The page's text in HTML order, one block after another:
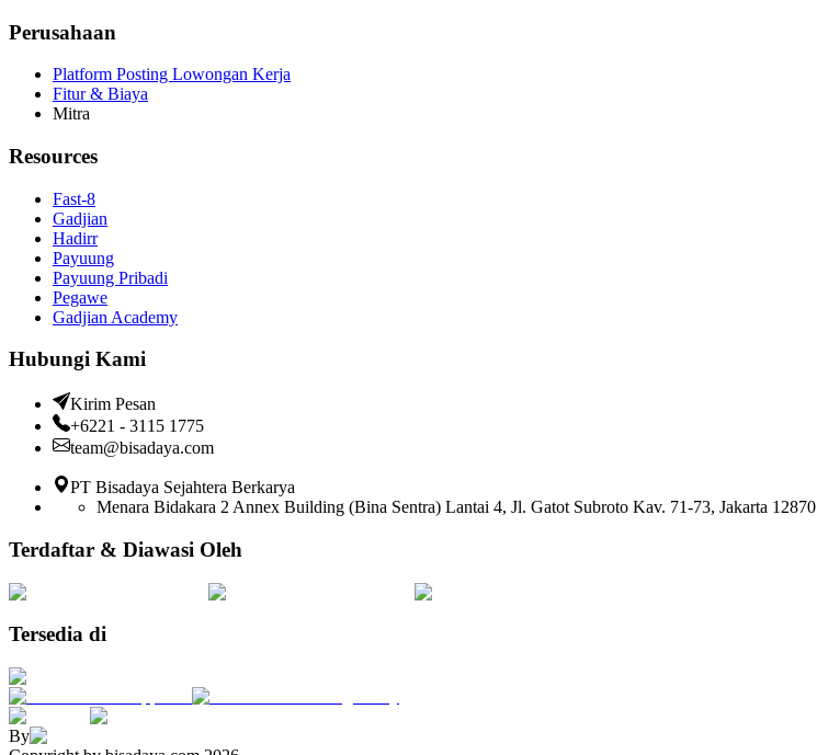
Perusahaan
Platform Posting Lowongan Kerja
Fitur & Biaya
Mitra
Resources
Fast-8
Gadjian
Hadirr
Payuung
Payuung Pribadi
Pegawe
Gadjian Academy
Hubungi Kami
Kirim Pesan
+6221 - 3115 1775
team@bisadaya.com
PT Bisadaya Sejahtera Berkarya
Menara Bidakara 2 Annex Building (Bina Sentra) Lantai 4, Jl. Gatot Subroto Kav. 71-73, Jakarta 12870
Terdaftar & Diawasi Oleh
Tersedia di
By